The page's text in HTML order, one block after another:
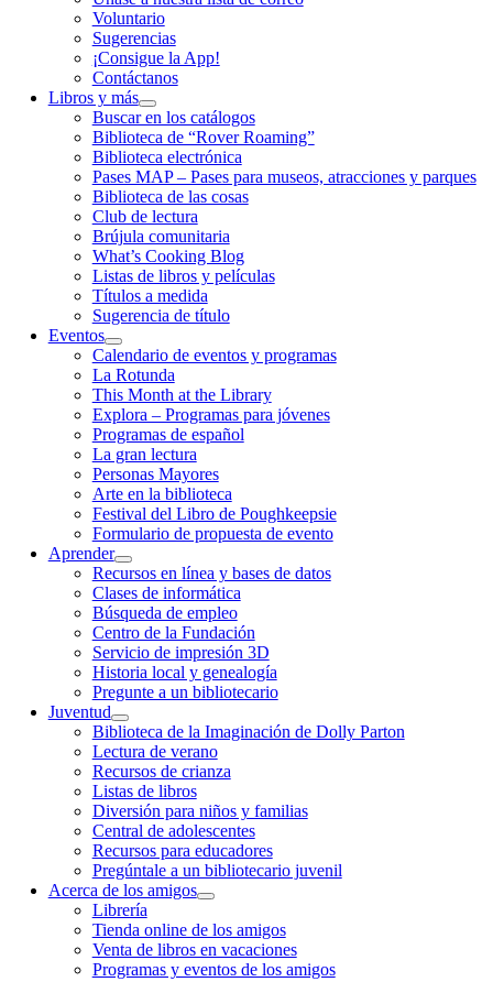
Voluntario
Sugerencias
¡Consigue la App!
Contáctanos
Libros y más
Buscar en los catálogos
Biblioteca de “Rover Roaming”
Biblioteca electrónica
Pases MAP – Pases para museos, atracciones y parques
Biblioteca de las cosas
Club de lectura
Brújula comunitaria
What’s Cooking Blog
Listas de libros y películas
Títulos a medida
Sugerencia de título
Eventos
Calendario de eventos y programas
La Rotunda
This Month at the Library
Explora – Programas para jóvenes
Programas de español
La gran lectura
Personas Mayores
Arte en la biblioteca
Festival del Libro de Poughkeepsie
Formulario de propuesta de evento
Aprender
Recursos en línea y bases de datos
Clases de informática
Búsqueda de empleo
Centro de la Fundación
Servicio de impresión 3D
Historia local y genealogía
Pregunte a un bibliotecario
Juventud
Biblioteca de la Imaginación de Dolly Parton
Lectura de verano
Recursos de crianza
Listas de libros
Diversión para niños y familias
Central de adolescentes
Recursos para educadores
Pregúntale a un bibliotecario juvenil
Acerca de los amigos
Librería
Tienda online de los amigos
Venta de libros en vacaciones
Programas y eventos de los amigos